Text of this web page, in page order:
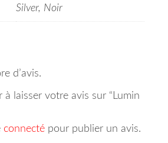
Silver, Noir
d’avis.
à laisser votre avis sur “Lumin
connecté pour publier un avis.